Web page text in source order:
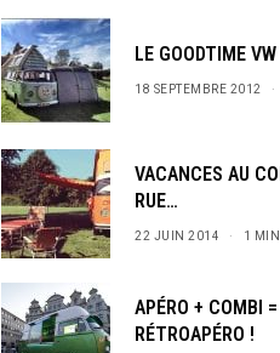
LE GOODTIME VW
18 SEPTEMBRE 2012
VACANCES AU
RUE…
22 JUIN 2014 1 MIN
APÉRO + COMBI =
RÉTROAPÉRO !